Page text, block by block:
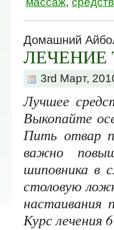
Домашний
ЛЕЧЕНИЕ
3rd Март,
Лучшее
Выкопайте
Пить отвар
важно
шиповника в
столовую
настаивания
Курс лече­ния